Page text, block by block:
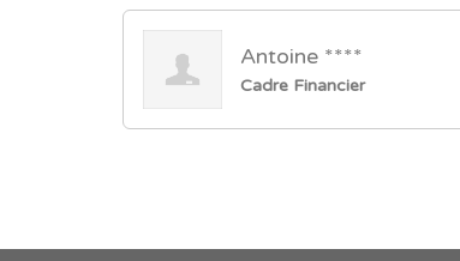
Antoine ****
Cadre Financier